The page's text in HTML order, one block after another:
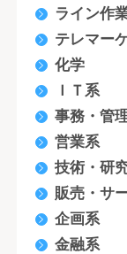
ライン作
テレマー
化学
ＩＴ系
事務・管
営業系
技術・研
販売・サ
企画系
金融系